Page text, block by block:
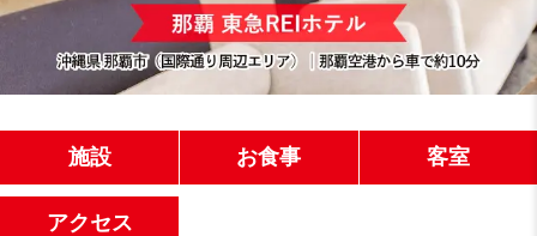
施設 お食事 客室
アクセス